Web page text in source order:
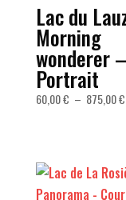
Lac du
Morning
wonderer –
Portrait
60,00€ – 875,00€